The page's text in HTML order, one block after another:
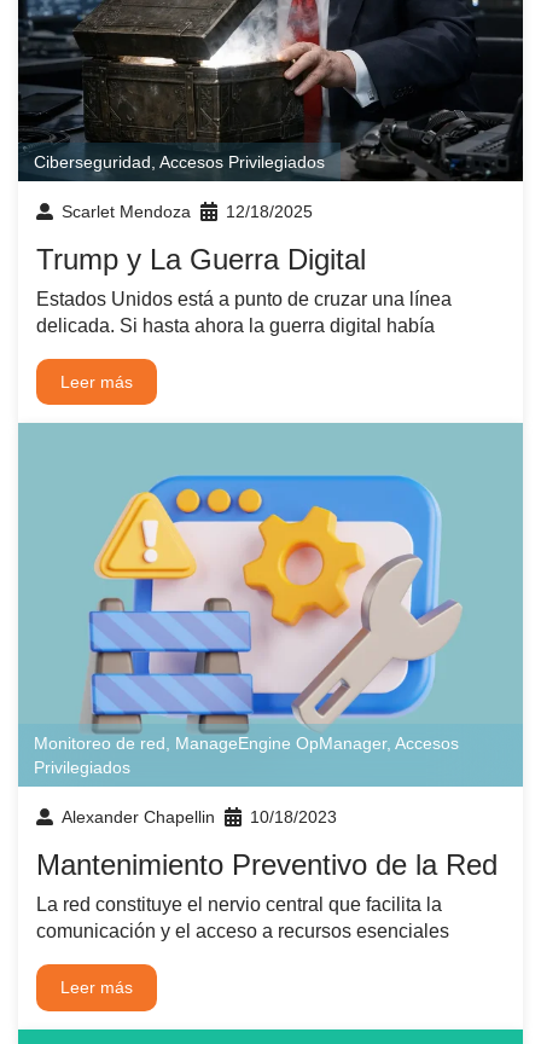
Ciberseguridad Accesos Privilegiados
Scarlet Mendoza 12/18/2025
Trump y La Guerra Digital
Estados Unidos está a punto de cruzar una línea
delicada. Si hasta ahora la guerra digital había
Leer más
Monitoreo de red, ManageEngine OpManager, Accesos
Privilegiados
Alexander Chapellin 10/18/2023
Mantenimiento Preventivo de la Red
La red constituye el nervio central que facilita la
comunicación y el acceso a recursos esenciales
Leer más